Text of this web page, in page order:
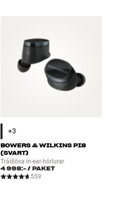
BOWERS & WILKINS PI8
(SVART)
Trådlösa in-ear-hörlurar
4 998:- / PAKET
559